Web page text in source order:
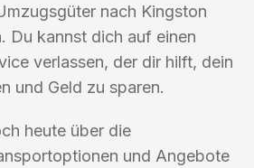
nach Kingston
Du kannst dich auf einen
verlassen, der dir hilft, dein
und Geld zu sparen.
heute über die
und Angebote